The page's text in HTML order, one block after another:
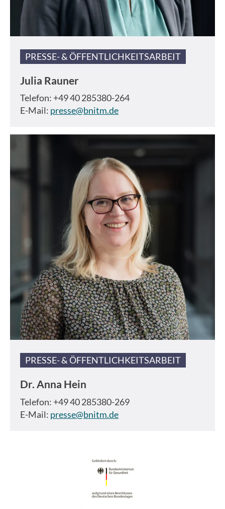
PRESSE- & ÖFFENTLICHKEITSARBEIT
Julia Rauner
Telefon: +49 40 285380-264
E-Mail: presse@bnitm.de
PRESSE- & ÖFFENTLICHKEITSARBEIT
Dr. Anna Hein
Telefon: +49 40 285380-269
E-Mail: presse@bnitm.de